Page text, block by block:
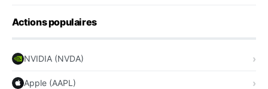
Actions populaires
NVIDIA (NVDA)
Apple (AAPL)